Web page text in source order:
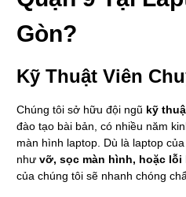
Gòn?
Kỹ Thuật Viên
Chúng tôi sở hữu đội ngũ kỹ
đào tạo bài bản, có nhiều năm
màn hình laptop. Dù là laptop
như vỡ, sọc màn hình, hoặc lỗi
của chúng tôi sẽ nhanh chóng